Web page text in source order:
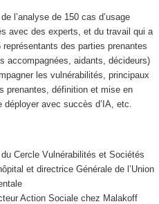
l’analyse de 150 cas d’usage
avec des experts, et du travail qui a
des parties prenantes
accompagnées, aidants, décideurs)
les vulnérabilités, principaux
prenantes, définition et mise en
avec succès d’IA, etc.
du Cercle Vulnérabilités et Sociétés
et directrice Générale de l’Union
Action Sociale chez Malakoff